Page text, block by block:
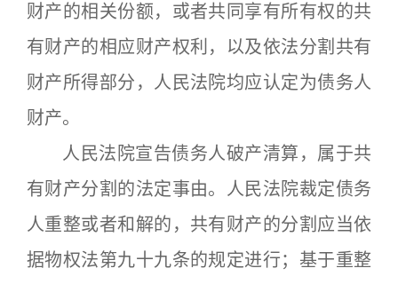
财产的相关份额，或者共同享有所有权的共
有财产的相应财产权利，以及依法分割共有
财产所得部分，人民法院均应认定为债务人
财产。
人民法院宣告债务人破产清算，属于共
有财产分割的法定事由。人民法院裁定债务
人重整或者和解的，共有财产的分割应当依
据物权法第九十九条的规定进行；基于重整